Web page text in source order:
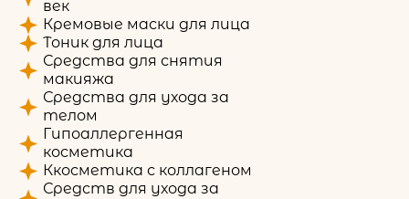
век
Кремовые маски для лица
Тоник для лица
Средства для снятия
макияжа
Средства для ухода за
телом
Гипоаллергенная
косметика
Ккосметика с коллагеном
Средств для ухода за